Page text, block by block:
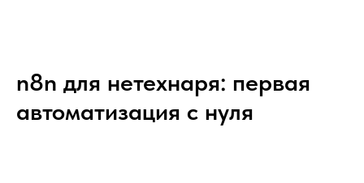
n8n для нетехнаря: первая
автоматизация с нуля